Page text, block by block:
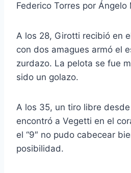
Federico Torres por Ángelo
A los 28, Girotti recibió en
con dos amagues armó el
zurdazo. La pelota se fue
sido un golazo.
A los 35, un tiro libre
encontró a Vegetti en el
el “9″ no pudo cabecear
posibilidad.